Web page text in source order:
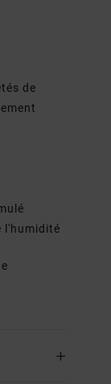
de
l'humidité